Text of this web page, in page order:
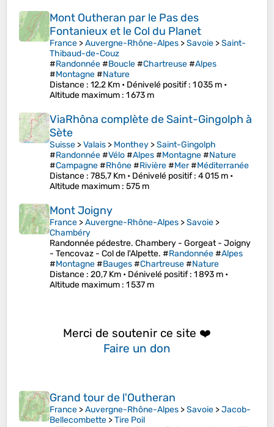
Mont Outheran par le Pas des
Fontanieux et le Col du Planet
France >Auvergne-Rhône-Alpes >Savoie >Saint-
Thibaud-de-Couz
#Randonnée#Boucle#Chartreuse#Alpes
#Montagne#Nature
Distance : 12,2 Km • Dénivelé positif: 1 035 m •
Altitude maximum : 1 673 m
ViaRhôna complète de Saint-Gingolph à
Sète
Suisse >Valais > Monthey >Saint-Gingolph
#Randonnée#Vélo#Alpes#Montagne#Nature
#Campagne#Rhône#Rivière#Mer#Méditerranée
Distance : 785,7 Km • Dénivelé positif: 4 015 m •
Altitude maximum : 575 m
Mont Joigny
France >Auvergne-Rhône-Alpes >Savoie >
Chambéry
Randonnée pédestre. Chambery - Gorgeat - Joigny
- Tencovaz - Col de l'Alpette. #Randonnée#Alpes
#Montagne#Bauges#Chartreuse#Nature
Distance : 20,7 Km • Dénivelé positif: 1 893 m •
Altitude maximum : 1 537 m
Merci de soutenir ce site ❤️
Faire un don
Grand tour de l'Outheran
France >Auvergne-Rhône-Alpes >Savoie >Jacob-
Bellecombette >Tire Poil